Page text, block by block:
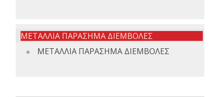
ΜΕΤΑΛΛΙΑ ΠΑΡΑΣΗΜΑ ΔΙΕΜΒΟΛΕΣ
ΜΕΤΑΛΛΙΑ ΠΑΡΑΣΗΜΑ ΔΙΕΜΒΟΛΕΣ